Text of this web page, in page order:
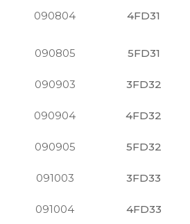
090804 4FD31
090805 5FD31
090903 3FD32
090904 4FD32
090905 5FD32
091003 3FD33
091004 4FD33